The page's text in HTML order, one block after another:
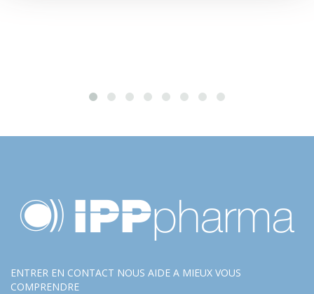
ENTRER EN CONTACT NOUS AIDE A MIEUX VOUS
COMPRENDRE